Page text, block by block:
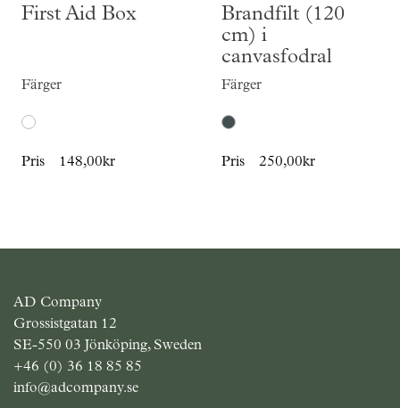
First Aid Box
Färger
Pris 148,00kr
Brandfilt (120
cm) i
canvasfodral
Färger
Pris 250,00kr
AD Company
Grossistgatan 12
SE-550 03 Jönköping, Sweden
+46 (0) 36 18 85 85
info@adcompany.se